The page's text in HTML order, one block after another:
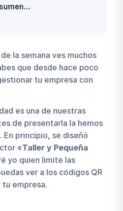
la semana ves muchos
que desde hace poco
tu empresa con
es una de nuestras
de presentarla la hemos
En principio, se diseñó
«Taller y Pequeña
yo quien limite las
ver a los códigos QR
tu empresa.